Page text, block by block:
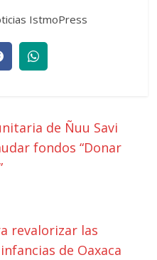
IstmoPress
de Ñuu Savi
fondos “Donar
revalorizar las
de Oaxaca